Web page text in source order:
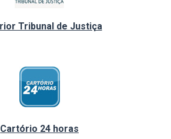
Tribunal de Justiça
Cartório 24 horas